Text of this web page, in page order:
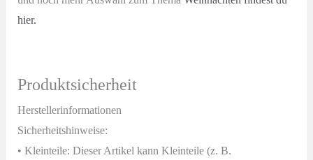
hier.
Produktsicherheit
Herstellerinformationen
Sicherheitshinweise:
• Kleinteile: Dieser Artikel kann Kleinteile (z. B.